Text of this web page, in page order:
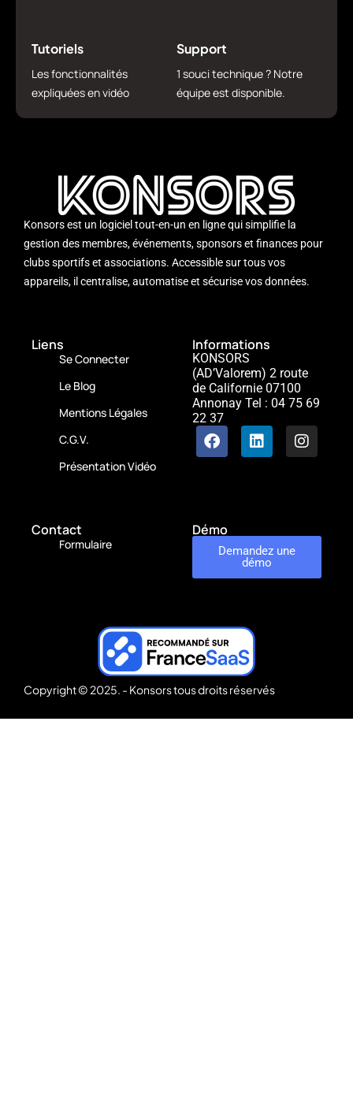
Tutoriels
Les fonctionnalités
expliquées en vidéo
Support
1 souci technique ? Notre
équipe est disponible.
Konsors est un logiciel tout-en-un en ligne qui simplifie la
gestion des membres, événements, sponsors et finances pour
clubs sportifs et associations. Accessible sur tous vos
appareils, il centralise, automatise et sécurise vos données.
Liens
Se Connecter
Le Blog
Mentions Légales
C.G.V.
Présentation Vidéo
Informations
KONSORS
(AD’Valorem) 2 route
de Californie 07100
Annonay Tel : 04 75 69
22 37
Contact
Formulaire
Démo
Demandez une
démo
Copyright © 2025. - Konsors tous droits réservés